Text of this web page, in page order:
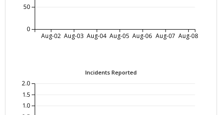
Aug-02 Aug-03 Aug-04 Aug-05 Aug-06 Aug-07 Aug-08
0
50
Incidents Reported
1.0
1.5
2.0